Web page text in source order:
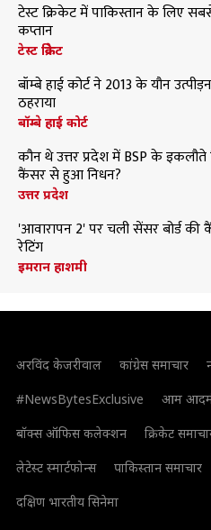
टेस्ट क्रिकेट में पाकिस्तान के लिए
कप्तान
टेस्ट क्रिकेट
बॉम्बे हाई कोर्ट ने 2013 के यौन
ठहराया
बॉम्बे हाई कोर्ट
कौन थे उत्तर प्रदेश में BSP के
कैंसर से हुआ निधन?
उत्तर प्रदेश
'आवारापन 2' पर चली सेंसर बोर्ड
रेटिंग
इमरान हाशमी
अरविंद केजरीवाल कांग्रेस समाचार
#NewsBytesExclusive
आम आदमी
बॉक्स ऑफिस कलेक्शन
क्रिकेट
लेटेस्ट स्मार्टफोन्स
पाकिस्तान समाचार
दक्षिण भारतीय सिनेमा